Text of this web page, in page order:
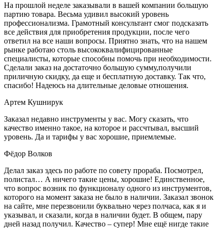
На прошлой неделе заказывали в вашей компании большую
партию товара. Весьма удивил высокий уровень
профессионализма. Грамотный консультант смог подсказать
все действия для приобретения продукции, после чего
ответил на все наши вопросы. Приятно знать, что на нашем
рынке работаю столь высококвалифицированные
специалисты, которые способны помочь при необходимости.
Сделали заказ на достаточно большую сумму,получили
приличную скидку, да еще и бесплатную доставку. Так что,
спасибо! Надеюсь на длительные деловые отношения.
Артем Кушнирук
Заказал недавно инструменты у вас. Могу сказать, что
качество именно такое, на которое и рассчтывал, высший
уровень. Да и тарифы у вас хорошие, приемлемые.
Фёдор Волков
Делал заказ здесь по работе по совету прораба. Посмотрел,
полистал… А ничего такие цены, хорошие! Единственное,
что вопрос возник по функционалу одного из инструментов,
которого на момент заказа не было в наличии. Заказал звонок
на сайте, мне перезвонили буквально через полчаса, как я и
указывал, и сказали, когда в наличии будет. В общем, пару
дней назад получил. Качество – супер! Мне ещё нигде такие